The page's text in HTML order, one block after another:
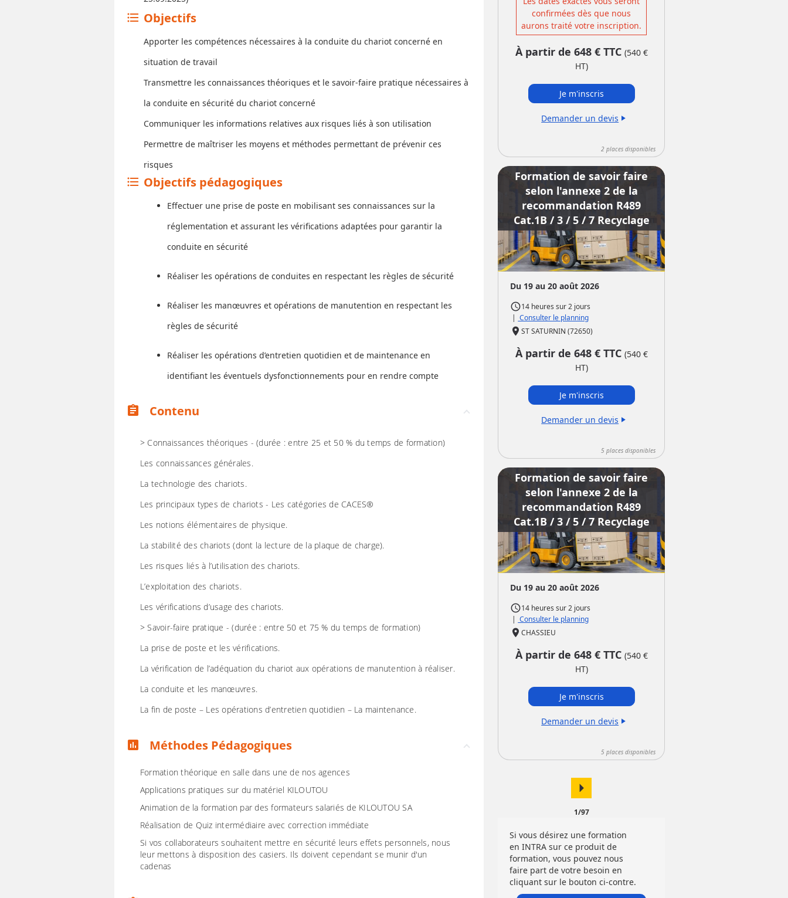
format_list_bulleted Objectifs
Apporter les compétences nécessaires à la conduite du chariot concerné en
situation de travail
Transmettre les connaissances théoriques et le savoir-faire pratique nécessaires à
la conduite en sécurité du chariot concerné
Communiquer les informations relatives aux risques liés à son utilisation
Permettre de maîtriser les moyens et méthodes permettant de prévenir ces
risques
format_list_bulleted Objectifs pédagogiques
Effectuer une prise de poste en mobilisant ses connaissances sur la
réglementation et assurant les vérifications adaptées pour garantir la
conduite en sécurité
Réaliser les opérations de conduites en respectant les règles de sécurité
Réaliser les manœuvres et opérations de manutention en respectant les
règles de sécurité
Réaliser les opérations d’entretien quotidien et de maintenance en
identifiant les éventuels dysfonctionnements pour en rendre compte
assignment Contenu
> Connaissances théoriques - (durée : entre 25 et 50 % du temps de formation)
Les connaissances générales.
La technologie des chariots.
Les principaux types de chariots - Les catégories de CACES®
Les notions élémentaires de physique.
La stabilité des chariots (dont la lecture de la plaque de charge).
Les risques liés à l’utilisation des chariots.
L’exploitation des chariots.
Les vérifications d’usage des chariots.
> Savoir-faire pratique - (durée : entre 50 et 75 % du temps de formation)
La prise de poste et les vérifications.
La vérification de l’adéquation du chariot aux opérations de manutention à réaliser.
La conduite et les manœuvres.
La fin de poste – Les opérations d’entretien quotidien – La maintenance.
assessment Méthodes Pédagogiques
Formation théorique en salle dans une de nos agences
Applications pratiques sur du matériel KILOUTOU
Animation de la formation par des formateurs salariés de KILOUTOU SA
Réalisation de Quiz intermédiaire avec correction immédiate
Si vos collaborateurs souhaitent mettre en sécurité leurs effets personnels, nous
leur mettons à disposition des casiers. Ils doivent cependant se munir d'un
cadenas
confirmées dès que nous
aurons traité votre inscription.
À partir de648€ TTC(540 €
HT)
Je m'inscris
Demander un devis play_arrow
2places disponibles
Formation de savoir faire
selon l'annexe 2 de la
recommandation R489
Cat.1B / 3 / 5 / 7 Recyclage
Du 19 au 20 août 2026
access_time14 heuressur2 jours
| Consulter le planning
placeST SATURNIN (72650)
À partir de648€ TTC(540 €
HT)
Je m'inscris
Demander un devis play_arrow
5places disponibles
Formation de savoir faire
selon l'annexe 2 de la
recommandation R489
Cat.1B / 3 / 5 / 7 Recyclage
Du 19 au 20 août 2026
access_time14 heuressur2 jours
| Consulter le planning
placeCHASSIEU
À partir de648€ TTC(540 €
HT)
Je m'inscris
Demander un devis play_arrow
5places disponibles
arrow_right
1/97
Si vous désirez une formation
en INTRA sur ce produit de
formation, vous pouvez nous
faire part de votre besoin en
cliquant sur le bouton ci-contre.